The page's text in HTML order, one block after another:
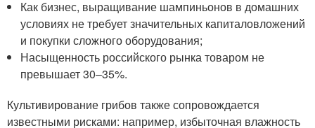
Как бизнес, выращивание шампиньонов в домашних
условиях не требует значительных капиталовложений
и покупки сложного оборудования;
Насыщенность российского рынка товаром не
превышает 30–35%.
Культивирование грибов также сопровождается
известными рисками: например, избыточная влажность